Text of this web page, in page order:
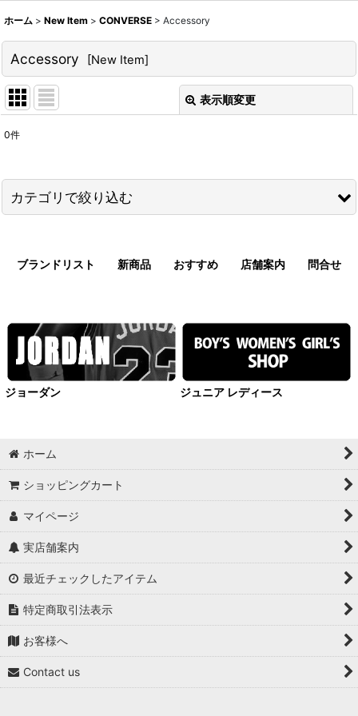
ホーム > New Item > CONVERSE > Accessory
Accessory [New Item]
表示順変更
並び順:
0件
カテゴリで絞り込む
Jersey
Shorts
Pants
Bag
Socks
Supporter
Accessory
OtherItems
ブランドリスト 新商品 おすすめ 店舗案内 問合せ
ジョーダン ジュニア レディース
ホーム
ショッピングカート
マイページ
実店舗案内
最近チェックしたアイテム
特定商取引法表示
お客様へ
Contact us